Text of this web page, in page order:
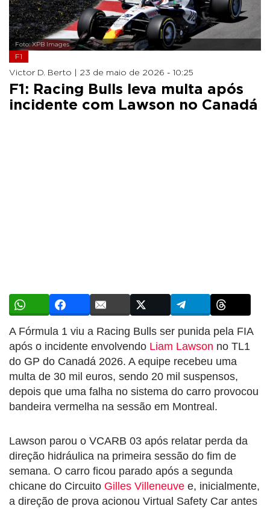
Foto: XPB Images
F1
Victor D. Berto | 23 de maio de 2026 - 10:25
F1: Racing Bulls leva multa após
incidente com Lawson no Canadá
A Fórmula 1 viu a Racing Bulls ser punida pela FIA
após o incidente envolvendo Liam Lawson no TL1
do GP do Canadá 2026. A equipe recebeu uma
multa de 30 mil euros, sendo 20 mil suspensos,
depois que uma falha no sistema do carro provocou
bandeira vermelha na sessão em Montreal.
Lawson parou o VCARB 03 após relatar perda da
direção hidráulica na primeira sessão do fim de
semana. O carro ficou parado após a segunda
chicane do Circuito Gilles Villeneuve e, inicialmente,
a direção de prova acionou Virtual Safety Car antes